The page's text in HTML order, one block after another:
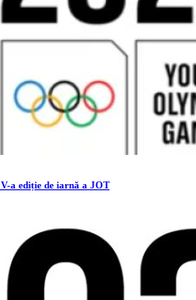
a ediție de iarnă a JOT